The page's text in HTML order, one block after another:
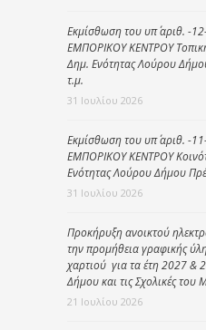
Εκμίσθωση του υπ΄ αριθ. -
ΕΜΠΟΡΙΚΟΥ ΚΕΝΤΡΟΥ
Δημ. Ενότητας Λούρου
τ.μ.
31 Ιουλίου 2026
Εκμίσθωση του υπ΄ αριθ. -
ΕΜΠΟΡΙΚΟΥ ΚΕΝΤΡΟΥ
Ενότητας Λούρου Δήμου
31 Ιουλίου 2026
Προκήρυξη ανοικτού
την προμήθεια γραφικής
χαρτιού για τα έτη 2027 &
Δήμου και τις Σχολικές του
21 Ιουλίου 2026